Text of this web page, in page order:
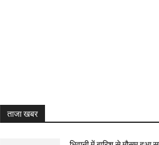
ताजा खबर